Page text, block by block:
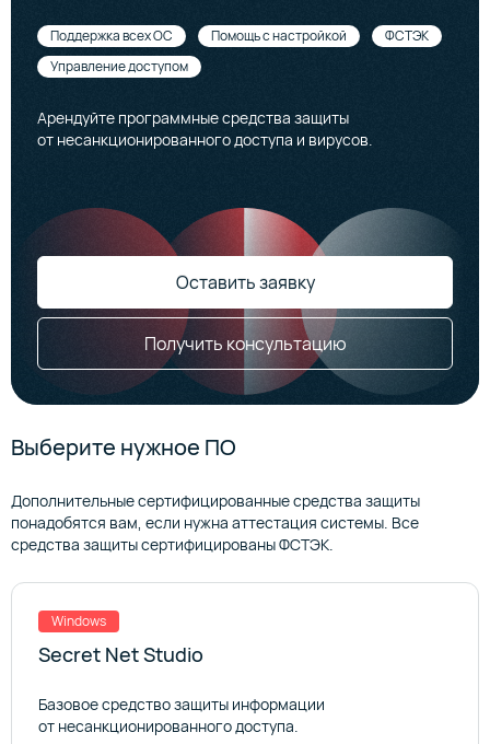
Арендуйте программные средства защиты
от несанкционированного доступа и вирусов.
Оставить заявку
Получить консультацию
Поддержка всех ОС Помощь с настройкой
ФСТЭК
Управление доступом
Выберите нужное ПО
Дополнительные сертифицированные средства защиты
понадобятся вам, если нужна аттестация системы. Все
средства защиты сертифицированы ФСТЭК.
Windows
Secret Net Studio
Базовое средство защиты информации
от несанкционированного доступа.